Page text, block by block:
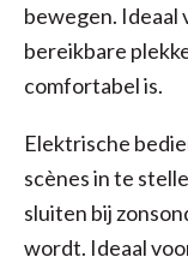
bewegen. Ideaal
bereikbare
comfortabel is.
Elektrische
scènes in te
sluiten bij
wordt. Ideaal